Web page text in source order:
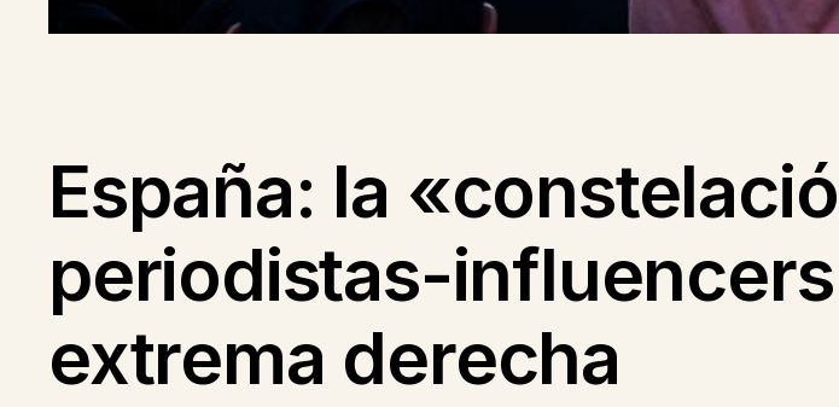
España: la
periodistas-
extrema derecha